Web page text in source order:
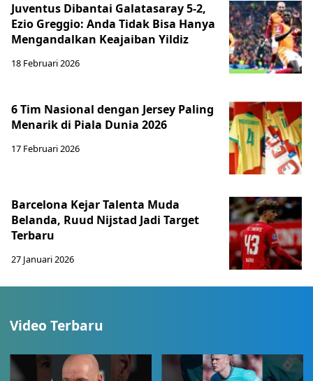
Juventus Dibantai Galatasaray 5-2,
Ezio Greggio: Anda Tidak Bisa Hanya
Mengandalkan Keajaiban Yildiz
18 Februari 2026
6 Tim Nasional dengan Jersey Paling
Menarik di Piala Dunia 2026
17 Februari 2026
Barcelona Kejar Talenta Muda
Belanda, Ruud Nijstad Jadi Target
Terbaru
27 Januari 2026
Video Terbaru